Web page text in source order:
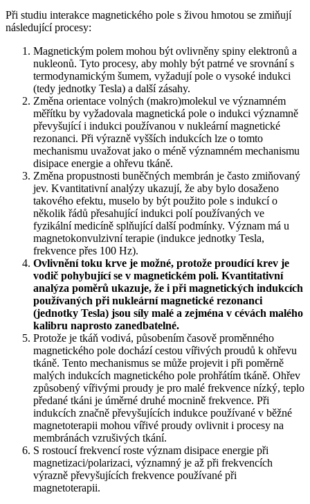
Při studiu interakce magnetického pole s živou hmotou se zmiňují
následující procesy:
Magnetickým polem mohou být ovlivněny spiny elektronů a
nukleonů. Tyto procesy, aby mohly být patrné ve srovnání s
termodynamickým šumem, vyžadují pole o vysoké indukci
(tedy jednotky Tesla) a další zásahy.
Změna orientace volných (makro)molekul ve významném
měřítku by vyžadovala magnetická pole o indukci významně
převyšující i indukci používanou v nukleární magnetické
rezonanci. Při výrazně vyšších indukcích lze o tomto
mechanismu uvažovat jako o méně významném mechanismu
disipace energie a ohřevu tkáně.
Změna propustnosti buněčných membrán je často zmiňovaný
jev. Kvantitativní analýzy ukazují, že aby bylo dosaženo
takového efektu, muselo by být použito pole s indukcí o
několik řádů přesahující indukci polí používaných ve
fyzikální medicíně splňující další podmínky. Význam má u
magnetokonvulzivní terapie (indukce jednotky Tesla,
frekvence přes 100 Hz).
Ovlivnění toku krve je možné, protože proudící krev je
vodič pohybující se v magnetickém poli. Kvantitativní
analýza poměrů ukazuje, že i při magnetických indukcích
používaných při nukleární magnetické rezonanci
(jednotky Tesla) jsou síly malé a zejména v cévách malého
kalibru naprosto zanedbatelné.
Protože je tkáň vodivá, působením časově proměnného
magnetického pole dochází cestou vířivých proudů k ohřevu
tkáně. Tento mechanismus se může projevit i při poměrně
malých indukcích magnetického pole prohřátím tkáně. Ohřev
způsobený vířivými proudy je pro malé frekvence nízký, teplo
předané tkáni je úměrné druhé mocnině frekvence. Při
indukcích značně převyšujících indukce používané v běžné
magnetoterapii mohou vířivé proudy ovlivnit i procesy na
membránách vzrušivých tkání.
S rostoucí frekvencí roste význam disipace energie při
magnetizaci/polarizaci, významný je až při frekvencích
výrazně převyšujících frekvence používané při
magnetoterapii.